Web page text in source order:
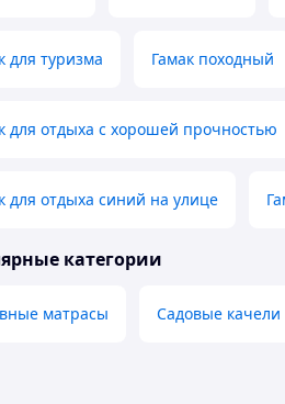
для туризма Гамак походный
для отдыха с хорошей прочностью
для отдыха синий на улице
категории
матрасы Садовые качели